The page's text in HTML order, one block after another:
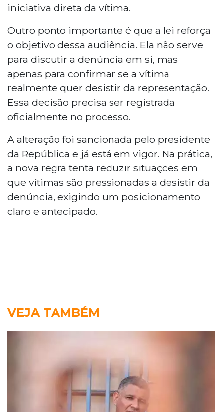
iniciativa direta da vítima.
Outro ponto importante é que a lei reforça
o objetivo dessa audiência. Ela não serve
para discutir a denúncia em si, mas
apenas para confirmar se a vítima
realmente quer desistir da representação.
Essa decisão precisa ser registrada
oficialmente no processo.
A alteração foi sancionada pelo presidente
da República e já está em vigor. Na prática,
a nova regra tenta reduzir situações em
que vítimas são pressionadas a desistir da
denúncia, exigindo um posicionamento
claro e antecipado.
VEJA TAMBÉM